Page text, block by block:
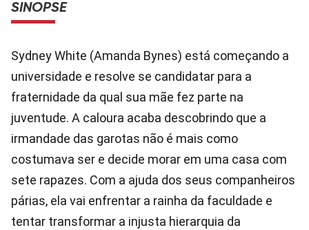
SINOPSE
Sydney White (Amanda Bynes) está começando a
universidade e resolve se candidatar para a
fraternidade da qual sua mãe fez parte na
juventude. A caloura acaba descobrindo que a
irmandade das garotas não é mais como
costumava ser e decide morar em uma casa com
sete rapazes. Com a ajuda dos seus companheiros
párias, ela vai enfrentar a rainha da faculdade e
tentar transformar a injusta hierarquia da